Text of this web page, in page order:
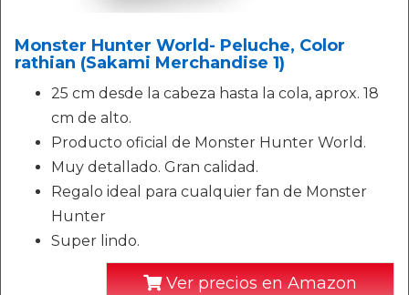
Monster Hunter World- Peluche, Color
rathian (Sakami Merchandise 1)
25 cm desde la cabeza hasta la cola, aprox. 18
cm de alto.
Producto oficial de Monster Hunter World.
Muy detallado. Gran calidad.
Regalo ideal para cualquier fan de Monster
Hunter
Super lindo.
Ver precios en Amazon